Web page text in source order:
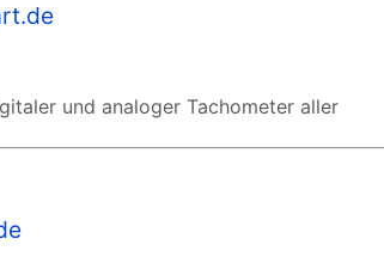
und analoger Tachometer aller